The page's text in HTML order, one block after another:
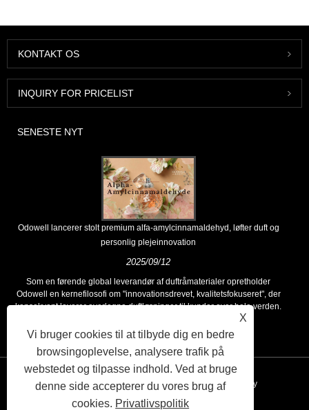
KONTAKT OS
INQUIRY FOR PRICELIST
SENESTE NYT
Odowell lancerer stolt premium alfa-amylcinnamaldehyd, løfter duft og
personlig plejeinnovation
2025/09/12
Som en førende global leverandør af duftråmaterialer opretholder
Odowell en kernefilosofi om "innovationsdrevet, kvalitetsfokuseret", der
konsekvent leverer overlegne duftløsninger til kunder over hele verden.
Links Sitemap RSS XML Privacy Policy
X
Vi bruger cookies til at tilbyde dig en bedre
browsingoplevelse, analysere trafik på
webstedet og tilpasse indhold. Ved at bruge
denne side accepterer du vores brug af
cookies. Privatlivspolitik